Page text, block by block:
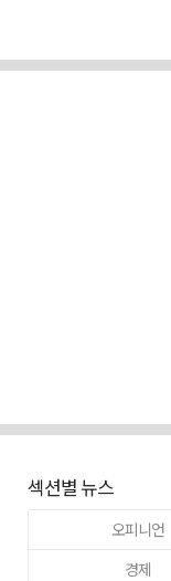
섹션별 뉴스
오피니언
경제